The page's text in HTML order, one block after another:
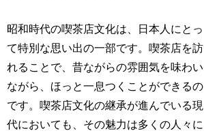
昭和時代の喫茶店文化は、日本人にとっ
て特別な思い出の一部です。喫茶店を訪
れることで、昔ながらの雰囲気を味わい
ながら、ほっと一息つくことができるの
です。喫茶店文化の継承が進んでいる現
代においても、その魅力は多くの人々に